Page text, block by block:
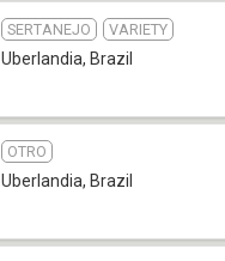
SERTANEJO VARIETY
Uberlandia, Brazil
OTRO
Uberlandia, Brazil